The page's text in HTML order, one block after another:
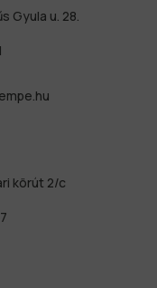
Gyula u. 28.
körút 2/c